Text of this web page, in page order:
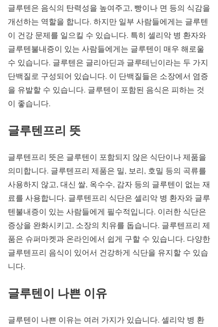
글루텐은 음식의 탄력성을 높여주고, 빵이나 면 등의 식감을
개선하는 역할을 합니다. 하지만 일부 사람들에게는 글루텐
이 건강 문제를 일으킬 수 있습니다. 특히 셀리악 병 환자와
글루텐불내증이 있는 사람들에게는 글루텐이 매우 해로울
수 있습니다. 글루텐은 글리아딘과 글루테닌이라는 두 가지
단백질로 구성되어 있습니다. 이 단백질들은 소장에서 염증
을 유발할 수 있습니다. 글루텐이 포함된 음식은 피하는 것
이 좋습니다.
글루텐프리 뜻
글루텐프리 뜻은 글루텐이 포함되지 않은 식단이나 제품을
의미합니다. 글루텐프리 제품은 밀, 보리, 호밀 등의 곡류를
사용하지 않고, 대신 쌀, 옥수수, 감자 등의 글루텐이 없는 재
료를 사용합니다. 글루텐프리 식단은 셀리악 병 환자와 글루
텐불내증이 있는 사람들에게 필수적입니다. 이러한 식단은
증상을 완화시키고, 소장의 치유를 돕습니다. 글루텐프리 제
품은 슈퍼마켓과 온라인에서 쉽게 구할 수 있습니다. 다양한
글루텐프리 음식이 있어서 건강하게 식단을 유지할 수 있습
니다.
글루텐이 나쁜 이유
글루텐이 나쁜 이유는 여러 가지가 있습니다. 셀리악 병 환